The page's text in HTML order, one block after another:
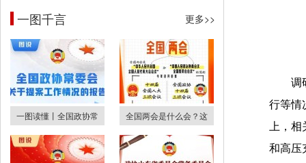
一图千言 更多>>
一图读懂丨全国政协常 全国两会是什么会？这
调
行等情
上，
和高压